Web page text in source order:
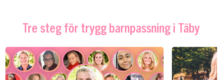
Tre steg för trygg barnpassning i Täby